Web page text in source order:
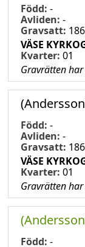
Född: -
Avliden: -
Gravsatt:
VÄSE
Kvarter: 01
Gravrätten
Född: -
Avliden: -
Gravsatt:
VÄSE
Kvarter: 01
Gravrätten
Född: -